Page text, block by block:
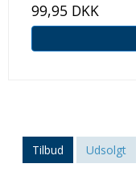
99,95 DKK
Tilbud Udsolgt